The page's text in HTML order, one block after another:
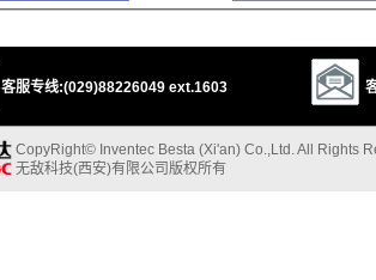
客服专线:(029)88226049 ext.1603
CopyRight© Inventec Besta (Xi'an) Co.,Ltd. All Rights
无敌科技(西安)有限公司版权所有